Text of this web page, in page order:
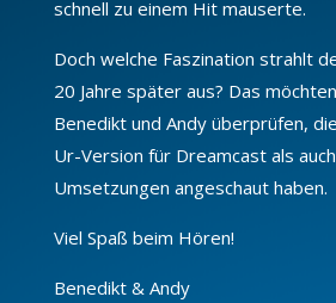
schnell zu einem Hit mauserte.
Doch welche Faszination strahlt
20 Jahre später aus? Das
Benedikt und Andy überprüfen,
Ur-Version für Dreamcast als
Umsetzungen angeschaut haben.
Viel Spaß beim Hören!
Benedikt & Andy